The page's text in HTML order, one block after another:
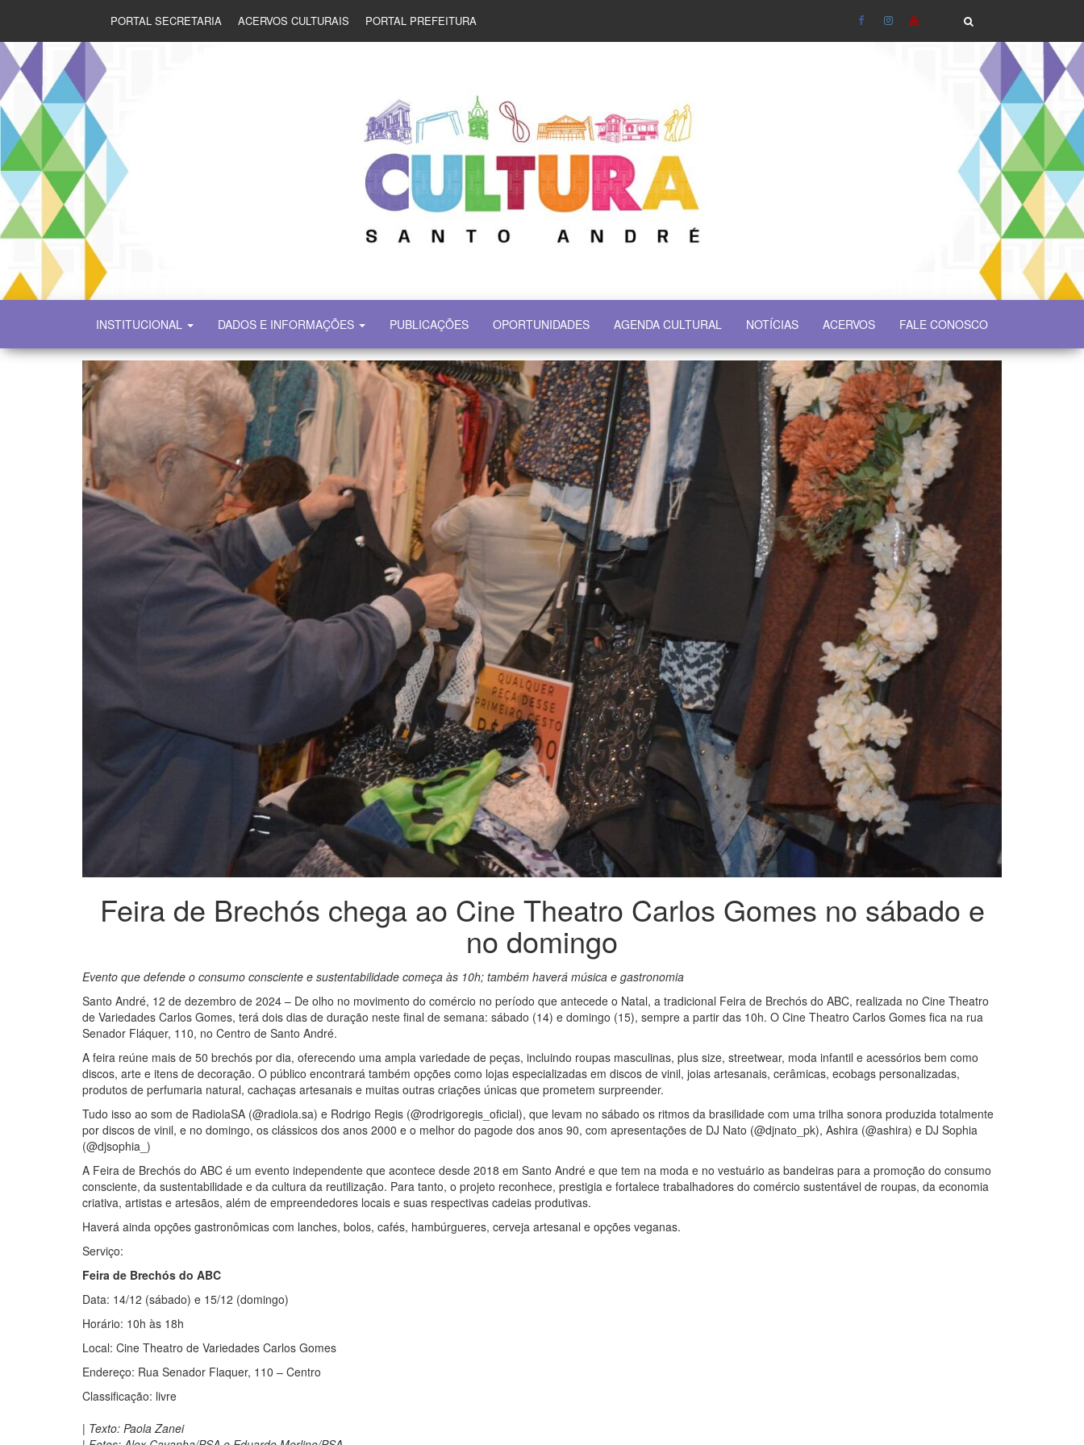
PORTAL SECRETARIA ACERVOS CULTURAIS PORTAL PREFEITURA
SECULT
INSTITUCIONAL DADOS E INFORMAÇÕES PUBLICAÇÕES OPORTUNIDADES AGENDA CULTURAL NOTÍCIAS ACERVOS FALE CONOSCO
Feira de Brechós chega ao Cine Theatro Carlos Gomes no sábado e
no domingo
Evento que defende o consumo consciente e sustentabilidade começa às 10h; também haverá música e gastronomia
Santo André, 12 de dezembro de 2024 – De olho no movimento do comércio no período que antecede o Natal, a tradicional Feira de Brechós do ABC, realizada no Cine Theatro
de Variedades Carlos Gomes, terá dois dias de duração neste final de semana: sábado (14) e domingo (15), sempre a partir das 10h. O Cine Theatro Carlos Gomes fica na rua
Senador Fláquer, 110, no Centro de Santo André.
A feira reúne mais de 50 brechós por dia, oferecendo uma ampla variedade de peças, incluindo roupas masculinas, plus size, streetwear, moda infantil e acessórios bem como
discos, arte e itens de decoração. O público encontrará também opções como lojas especializadas em discos de vinil, joias artesanais, cerâmicas, ecobags personalizadas,
produtos de perfumaria natural, cachaças artesanais e muitas outras criações únicas que prometem surpreender.
Tudo isso ao som de RadiolaSA (@radiola.sa) e Rodrigo Regis (@rodrigoregis_oficial), que levam no sábado os ritmos da brasilidade com uma trilha sonora produzida totalmente
por discos de vinil, e no domingo, os clássicos dos anos 2000 e o melhor do pagode dos anos 90, com apresentações de DJ Nato (@djnato_pk), Ashira (@ashira) e DJ Sophia
(@djsophia_)
A Feira de Brechós do ABC é um evento independente que acontece desde 2018 em Santo André e que tem na moda e no vestuário as bandeiras para a promoção do consumo
consciente, da sustentabilidade e da cultura da reutilização. Para tanto, o projeto reconhece, prestigia e fortalece trabalhadores do comércio sustentável de roupas, da economia
criativa, artistas e artesãos, além de empreendedores locais e suas respectivas cadeias produtivas.
Haverá ainda opções gastronômicas com lanches, bolos, cafés, hambúrgueres, cerveja artesanal e opções veganas.
Serviço:
Feira de Brechós do ABC
Data: 14/12 (sábado) e 15/12 (domingo)
Horário: 10h às 18h
Local: Cine Theatro de Variedades Carlos Gomes
Endereço: Rua Senador Flaquer, 110 – Centro
Classificação: livre
| Texto: Paola Zanei